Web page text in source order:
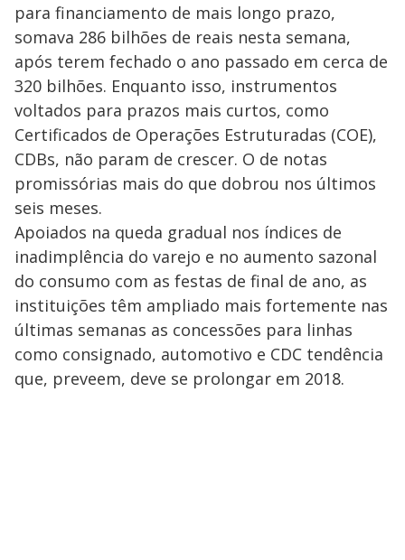
para financiamento de mais longo prazo,
somava 286 bilhões de reais nesta semana,
após terem fechado o ano passado em cerca de
320 bilhões. Enquanto isso, instrumentos
voltados para prazos mais curtos, como
Certificados de Operações Estruturadas (COE),
CDBs, não param de crescer. O de notas
promissórias mais do que dobrou nos últimos
seis meses.
Apoiados na queda gradual nos índices de
inadimplência do varejo e no aumento sazonal
do consumo com as festas de final de ano, as
instituições têm ampliado mais fortemente nas
últimas semanas as concessões para linhas
como consignado, automotivo e CDC tendência
que, preveem, deve se prolongar em 2018.